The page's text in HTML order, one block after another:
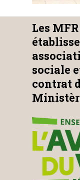
Les
sociale
contrat